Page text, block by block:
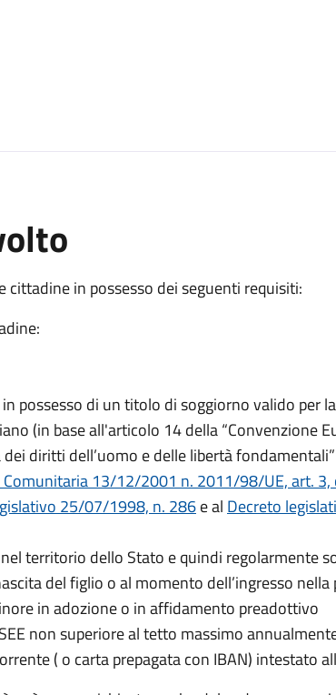
cittadine in possesso dei seguenti requisiti:
possesso di un titolo di soggiorno valido per
(in base all'articolo 14 della “Convenzione
diritti dell’uomo e delle libertà
13/12/2001 n. 2011/98/UE, art. 3,
25/07/1998, n. 286e al Decreto
territorio dello Stato e quindi regolarmente
del figlio o al momento dell’ingresso
in adozione o in affidamento preadottivo
non superiore al tetto massimo
( o carta prepagata con IBAN) intestato